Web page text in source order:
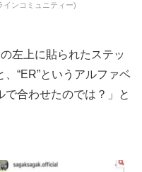
インコミュニティー)
左上に貼られたステッ
“ER”というアルファベ
で合わせたのでは？」と